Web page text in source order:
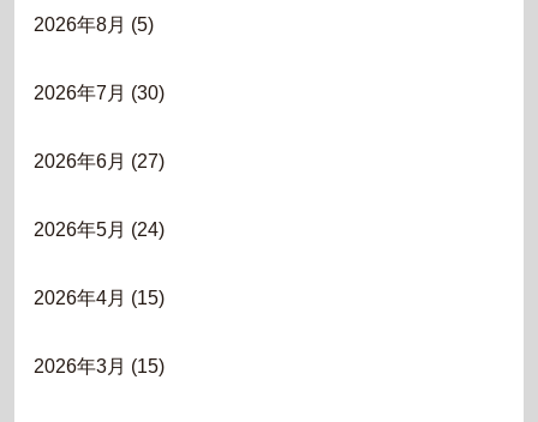
2026年8月 (5)
2026年7月 (30)
2026年6月 (27)
2026年5月 (24)
2026年4月 (15)
2026年3月 (15)